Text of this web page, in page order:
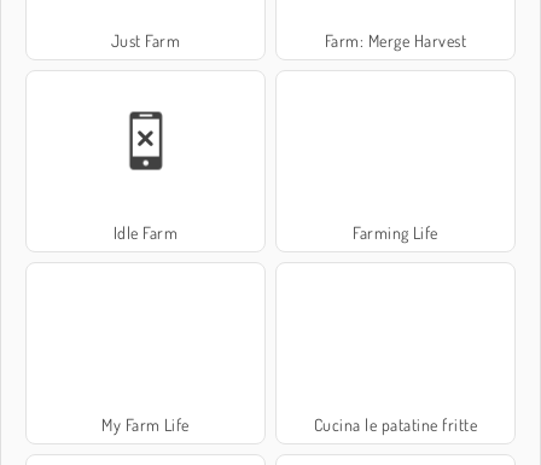
Just Farm Farm: Merge Harvest
Idle Farm Farming Life
My Farm Life Cucina le patatine fritte